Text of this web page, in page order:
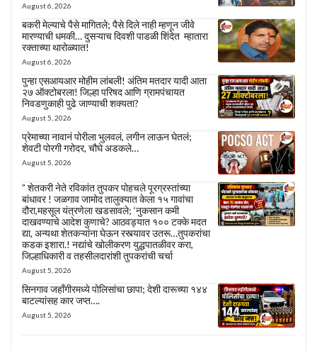
August 6, 2026
बकरी मेल्याचे पैसे मागितले; पैसे दिले नाही म्हणून जीवे
मारण्याची धमकी… दुसऱ्याच दिवशी पाडळी शिंदेत म्हातारा
रक्ताच्या थारोळ्यात!
August 6, 2026
पुन्हा एसआयआर मोहीम लांबली! अंतिम मतदार यादी आता
२७ ऑक्टोबरला! जिल्हा परिषद आणि ग्रामपंचायत
निवडणुकाही पुढे जाण्याची शक्यता?
August 5, 2026
प्रेमाच्या नावानं पोरीला भुलवलं, लगीन लाऊन घेतलं;
शेवटी पोरगी गरोदर, चौघे अडकले…
August 5, 2026
” शेतकरी नेते रविकांत तुपकर पोहचले पूरग्रस्तांच्या
बांधावर ! जळगाव जामोद तालुक्यात केला १५ गावांचा
दौरा,महसूल यंत्रणेला खडसावले; ‘नुकसान कमी
दाखवण्याचे आदेश कुणाचे? आठवड्यात १०० टक्के मदत
द्या, अन्यथा शेतकऱ्यांना घेऊन रस्त्यावर उतरू…तुपकरांचा
कडक इशारा.! नद्यांचे खोलीकरण युद्धपातळीवर करा,
जिल्हाधिकारी व तहसीलदारांशी तुपकरांची चर्चा
August 5, 2026
सिनगाव जहाँगीरमध्ये पोलिसांचा छापा; देशी दारूच्या १४४
बाटल्यांसह कार जप्त….
August 5, 2026